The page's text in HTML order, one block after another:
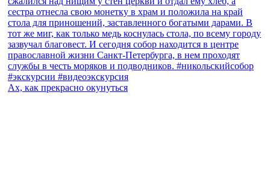
Ах, как прекрасно окунуться